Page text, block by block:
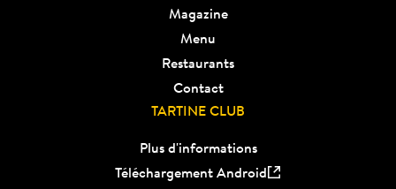
Magazine
Menu
Restaurants
Contact
TARTINE CLUB
Plus d'informations
Téléchargement Android